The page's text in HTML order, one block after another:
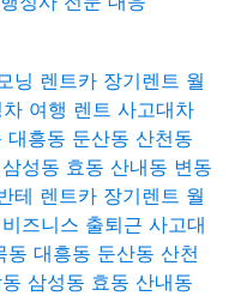
닝 렌트카 장기렌트 월
여행 렌트 사고대차
흥동 둔산동 산천동
성동 효동 산내동 변동
테 렌트카 장기렌트 월
즈니스 출퇴근 사고대
대흥동 둔산동 산천
삼성동 효동 산내동